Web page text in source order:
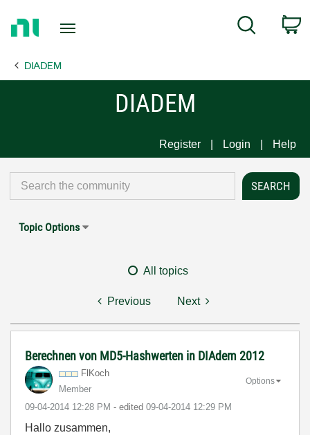
Page
Search
DIADEM
DIADEM
Register Login Help
Topic Options
All topics
Previous Next
Berechnen von MD5-Hashwerten in DIAdem 2012
FlKoch
Member
‎09-04-2014 12:28 PM - edited ‎09-04-2014 12:29 PM
Options
Hallo zusammen,